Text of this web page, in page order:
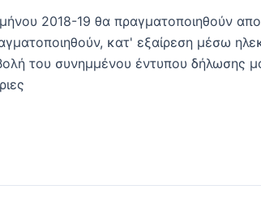
2018-19 θα πραγματοποιηθούν
κατ' εξαίρεση μέσω
του συνημμένου έντυπου δήλωσης